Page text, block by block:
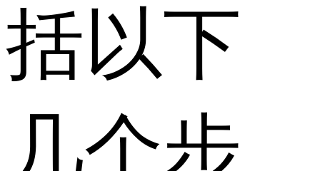
括以下
几个步